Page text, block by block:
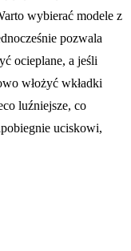
wybierać modele z
pozwala
ocieplane, a jeśli
włożyć wkładki
luźniejsze, co
uciskowi,